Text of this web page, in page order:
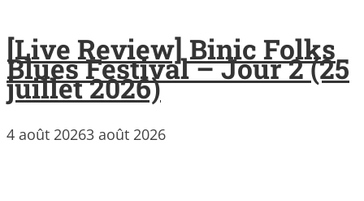
[Live Review] Binic Folks
Blues Festival – Jour 2 (25
juillet 2026)
4 août 20263 août 2026